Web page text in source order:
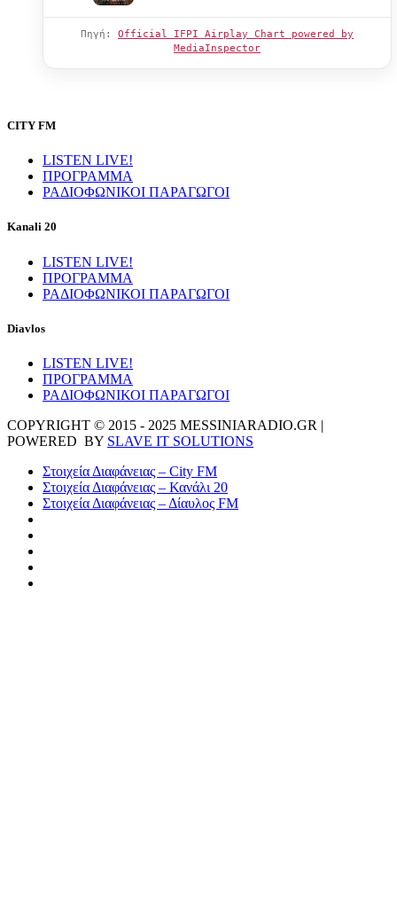
Πηγή: Official IFPI Airplay Chart powered by
MediaInspector
CITY FM
LISTEN LIVE!
ΠΡΟΓΡΑΜΜΑ
ΡΑΔΙΟΦΩΝΙΚΟΙ ΠΑΡΑΓΩΓΟΙ
Kanali 20
LISTEN LIVE!
ΠΡΟΓΡΑΜΜΑ
ΡΑΔΙΟΦΩΝΙΚΟΙ ΠΑΡΑΓΩΓΟΙ
Diavlos
LISTEN LIVE!
ΠΡΟΓΡΑΜΜΑ
ΡΑΔΙΟΦΩΝΙΚΟΙ ΠΑΡΑΓΩΓΟΙ
COPYRIGHT © 2015 - 2025 MESSINIARADIO.GR |
POWERED BY SLAVE IT SOLUTIONS
Στοιχεία Διαφάνειας – City FM
Στοιχεία Διαφάνειας – Κανάλι 20
Στοιχεία Διαφάνειας – Δίαυλος FM